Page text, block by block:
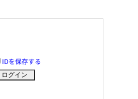
IDを保存する